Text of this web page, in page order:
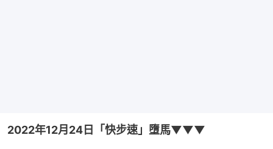
2022年12月24日「快步速」墮馬▼▼▼